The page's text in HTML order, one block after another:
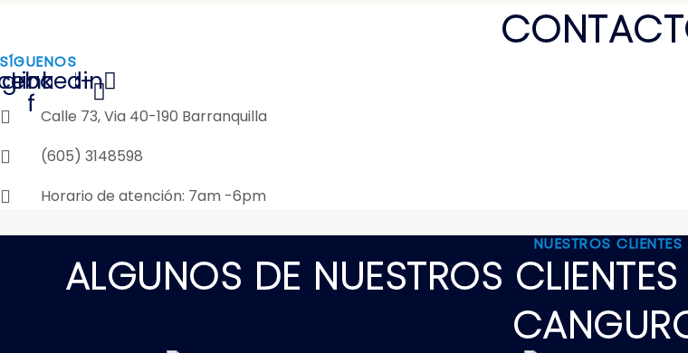
SÍGUENOS
f
Linkedin
Calle 73, Via 40-190 Barranquilla
(605) 3148598
Horario de atención: 7am -6pm
NUESTROS CLIENTES
ALGUNOS DE NUESTROS